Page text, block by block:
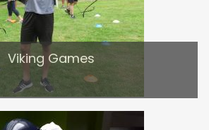
Viking Games